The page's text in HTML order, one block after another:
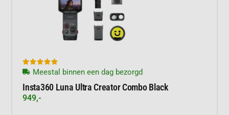

Meestal binnen een dag bezorgd
Insta360 Luna Ultra Creator Combo Black
949,-